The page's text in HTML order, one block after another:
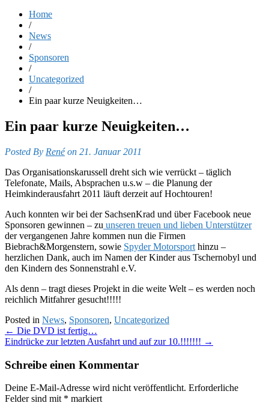
Home
/
News
/
Sponsoren
/
Uncategorized
/
Ein paar kurze Neuigkeiten…
Ein paar kurze Neuigkeiten…
Posted By Renéon 21. Januar 2011
Das Organisationskarussell dreht sich wie verrückt – täglich
Telefonate, Mails, Absprachen u.s.w – die Planung der
Heimkinderausfahrt 2011 läuft derzeit auf Hochtouren!
Auch konnten wir bei der SachsenKrad und über Facebook neue
Sponsoren gewinnen – zu unseren treuen und lieben Unterstützer
der vergangenen Jahre kommen nun die Firmen
Biebrach&Morgenstern, sowie Spyder Motorsport hinzu –
herzlichen Dank, auch im Namen der Kinder aus Tschernobyl und
den Kindern des Sonnenstrahl e.V.
Als denn – tragt dieses Projekt in die weite Welt – es werden noch
reichlich Mitfahrer gesucht!!!!!
Posted in News, Sponsoren, Uncategorized
Post
navigation
← Die DVD ist fertig…
Eindrücke zur letzten Ausfahrt und auf zur 10.!!!!!!! →
Schreibe einen Kommentar
Deine E-Mail-Adresse wird nicht veröffentlicht. Erforderliche
Felder sind mit * markiert